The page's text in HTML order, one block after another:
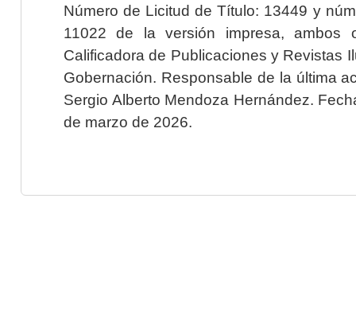
Número de Licitud de Título: 13449 y
11022 de la versión impresa, ambos
Calificadora de Publicaciones y Revistas
Gobernación. Responsable de la última
Sergio Alberto Mendoza Hernández.
de marzo de 2026.